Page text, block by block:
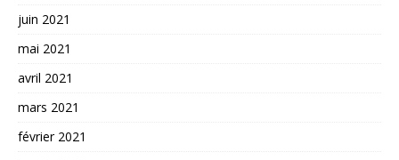
juin 2021
mai 2021
avril 2021
mars 2021
février 2021